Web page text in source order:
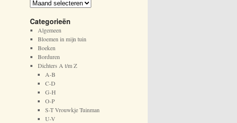
A
c
h
i
e
f
Categorieën
Algemeen
Bloemen in mijn tuin
Boeken
Borduren
Dichters A t/m Z
A-B
C-D
G-H
O-P
S-T Vrouwkje Tuinman
U-V